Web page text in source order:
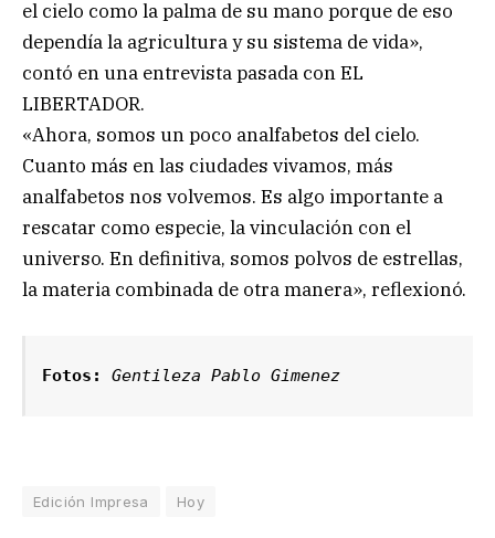
el cielo como la palma de su mano porque de eso
dependía la agricultura y su sistema de vida»,
contó en una entrevista pasada con EL
LIBERTADOR.
«Ahora, somos un poco analfabetos del cielo.
Cuanto más en las ciudades vivamos, más
analfabetos nos volvemos. Es algo importante a
rescatar como especie, la vinculación con el
universo. En definitiva, somos polvos de estrellas,
la materia combinada de otra manera», reflexionó.
Fotos: Gentileza Pablo Gimenez
Edición Impresa Hoy